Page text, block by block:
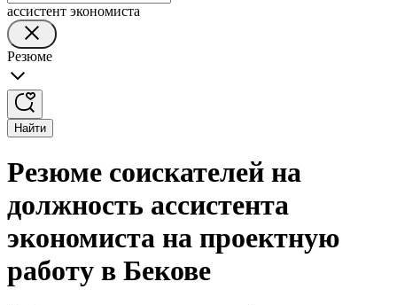
ассистент экономиста
Резюме
Найти
Резюме соискателей на
должность ассистента
экономиста на проектную
работу в Бекове